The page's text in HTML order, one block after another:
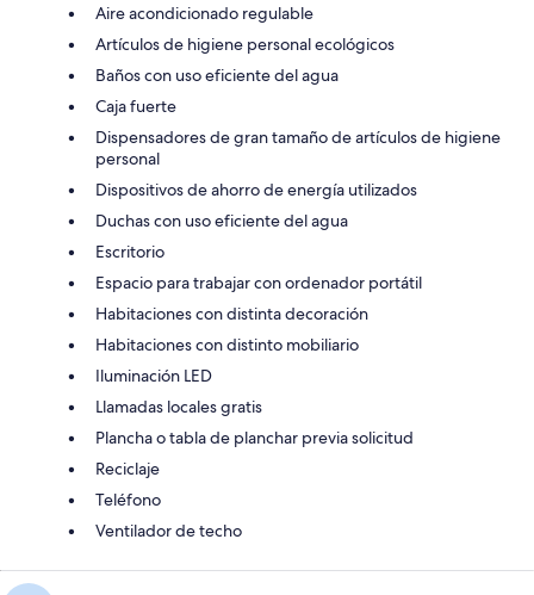
Aire acondicionado regulable
Artículos de higiene personal ecológicos
Baños con uso eficiente del agua
Caja fuerte
Dispensadores de gran tamaño de artículos de higiene
personal
Dispositivos de ahorro de energía utilizados
Duchas con uso eficiente del agua
Escritorio
Espacio para trabajar con ordenador portátil
Habitaciones con distinta decoración
Habitaciones con distinto mobiliario
Iluminación LED
Llamadas locales gratis
Plancha o tabla de planchar previa solicitud
Reciclaje
Teléfono
Ventilador de techo